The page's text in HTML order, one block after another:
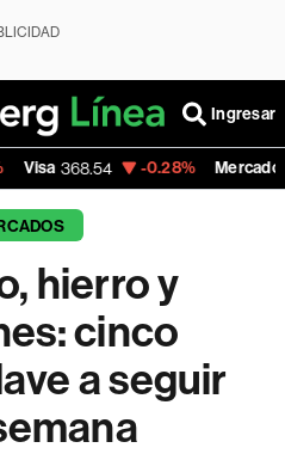
Ingresar
-0.28% MercadoLibre 1,924.95
hierro y
cinco
a seguir